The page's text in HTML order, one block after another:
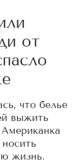
от
что белье
выжить
жизнь.